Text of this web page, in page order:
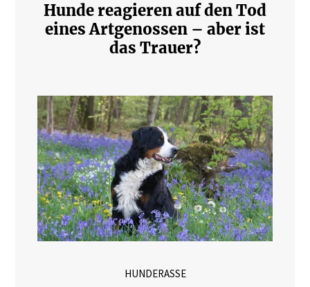
Hunde reagieren auf den Tod
eines Artgenossen – aber ist
das Trauer?
HUNDERASSE